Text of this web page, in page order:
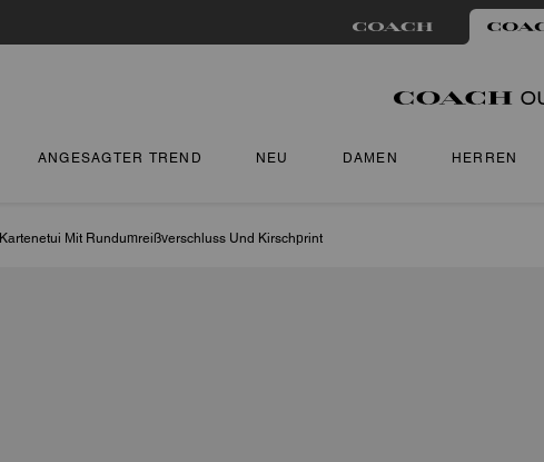
ANGESAGTER TREND NEU DAMEN HERREN
Kartenetui Mit Rundumreißverschluss Und Kirschprint